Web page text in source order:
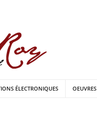
ÉLECTRONIQUES OEUVRES